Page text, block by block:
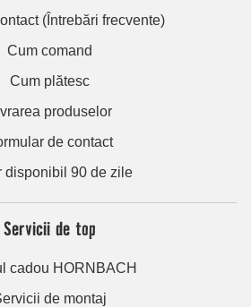
(Întrebări frecvente)
Cum comand
Cum plătesc
produselor
de contact
disponibil 90 de zile
Servicii de top
cadou HORNBACH
de montaj